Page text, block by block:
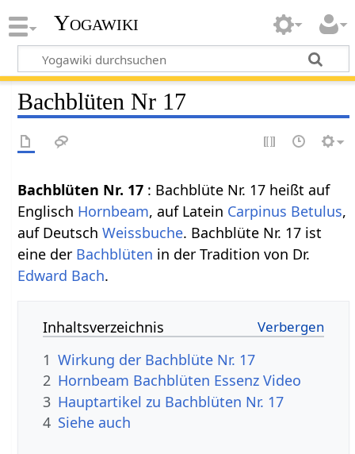
Yogawiki
Bachblüten Nr 17
Bachblüten Nr. 17 : Bachblüte Nr. 17 heißt auf
Englisch Hornbeam, auf Latein Carpinus Betulus,
auf DeutschWeissbuche. Bachblüte Nr. 17 ist
eine der Bachblüten in der Tradition von Dr.
Edward Bach.
Inhaltsverzeichnis
1 Wirkung der Bachblüte Nr. 17
2 Hornbeam Bachblüten Essenz Video
3 Hauptartikel zu Bachblüten Nr. 17
4 Siehe auch